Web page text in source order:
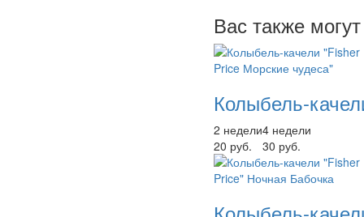
Вас также
Колыбель-
2 недели4 недели
20 руб.
30 руб.